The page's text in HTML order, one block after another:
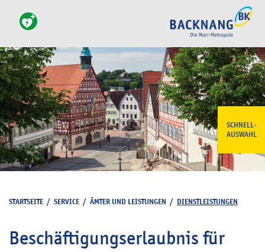
SCHNELL-
AUSWAHL
STARTSEITE / SERVICE / ÄMTER UND LEISTUNGEN / DIENSTLEISTUNGEN
Beschäftigungserlaubnis für